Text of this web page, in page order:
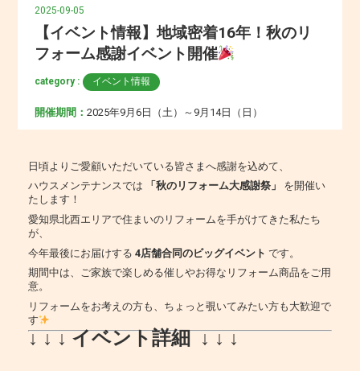
2025-09-05
【イベント情報】地域密着16年！秋のリ
フォーム感謝イベント開催
category : イベント情報
開催期間： 2025年9月6日（土）～9月14日（日）
日頃よりご愛顧いただいている皆さまへ感謝を込めて、
ハウスメンテナンスでは
「秋のリフォーム大感謝祭」
を開催い
たします！
愛知県北西エリアで住まいのリフォームを手がけてきた私たち
が、
今年最後にお届けする 4店舗合同のビッグイベント です。
期間中は、ご家族で楽しめる催しやお得なリフォーム商品をご用
意。
リフォームをお考えの方も、ちょっと覗いてみたい方も大歓迎で
す
↓ ↓ ↓ イベント詳細 ↓ ↓ ↓